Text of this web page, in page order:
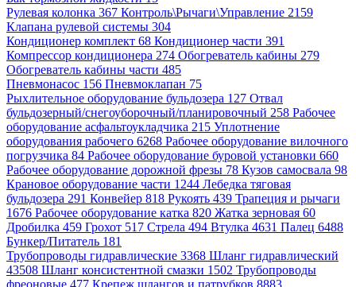
Рулевая колонка 367 Контроль\Рычаги\Управление 2159
Клапана рулевой системы 304
Кондиционер комплект 68 Кондиционер части 391
Компрессор кондиционера 274 Обогреватель кабины 279
Обогреватель кабины части 485
Пневмонасос 156 Пневмоклапан 75
Рыхлительное оборудование бульдозера 127 Отвал
бульдозерный/снегоуборочный/планировочный 258 Рабочее
оборудование асфальтоукладчика 215 Уплотнение
оборудования рабочего 6268 Рабочее оборудование вилочного
погрузчика 84 Рабочее оборудование буровой установки 660
Рабочее оборудование дорожной фрезы 78 Кузов самосвала 98
Крановое оборудование части 1244 Лебедка тяговая
бульдозера 291 Конвейер 818 Рукоять 439 Трапеция и рычаги
1676 Рабочее оборудование катка 820 Жатка зерновая 60
Дробилка 459 Грохот 517 Стрела 494 Втулка 4631 Палец 6488
Бункер/Питатель 181
Трубопроводы гидравлические 3368 Шланг гидравлический
43508 Шланг консистентной смазки 1502 Трубопроводы